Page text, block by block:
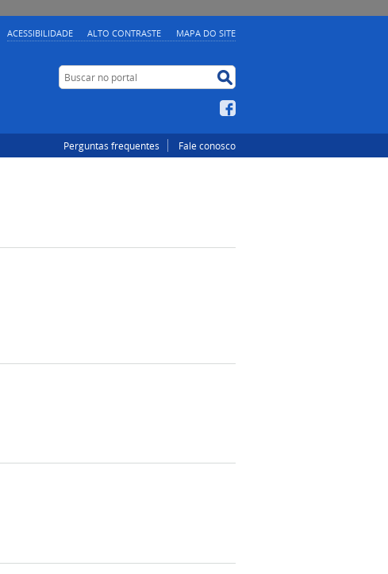
ACESSIBILIDADE ALTO CONTRASTE MAPA DO SITE
Buscar no portal
Perguntas frequentes Fale conosco